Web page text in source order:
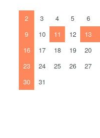
2
3 4 5 6
9
10 11 12 13
16
17 18 19 20
23
24 25 26 27
30
31